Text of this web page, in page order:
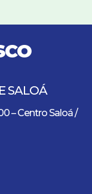
SALOÁ
– Centro Saloá /